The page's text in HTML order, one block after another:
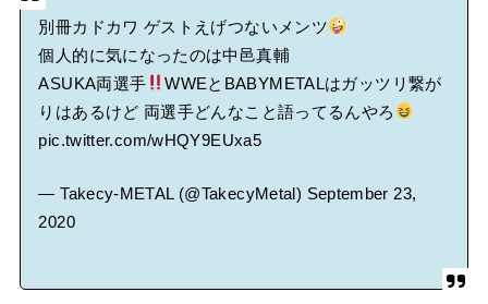
別冊カドカワ ゲストえげつないメンツ
個人的に気になったのは中邑真輔
ASUKA両選手
WWEとBABYMETALはガッツリ繋が
りはあるけど 両選手どんなこと語ってるんやろ
pic.twitter.com/wHQY9EUxa5
— Takecy-METAL (@TakecyMetal) September 23,
2020